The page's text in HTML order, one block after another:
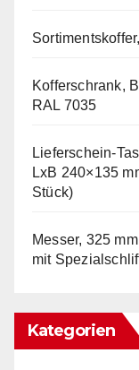
Kofferschrank,
RAL 7035
Lieferschein-
LxB 240×135
Stück)
Messer, 325
mit
Kategorien